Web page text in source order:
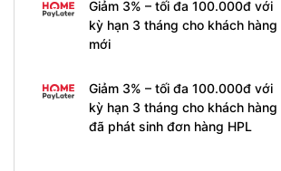
Giảm 3% – tối đa 100.000đ với
kỳ hạn 3 tháng cho khách hàng
mới
Giảm 3% – tối đa 100.000đ với
kỳ hạn 3 tháng cho khách hàng
đã phát sinh đơn hàng HPL